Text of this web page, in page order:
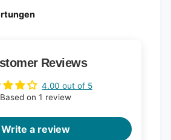
Reviews
4.00 out of 5
Based on 1 review
Write a review